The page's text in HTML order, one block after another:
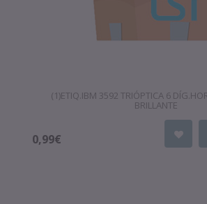
(1)ETIQ.IBM 3592 TRIÓPTICA 6
BRILLANTE
0,99€